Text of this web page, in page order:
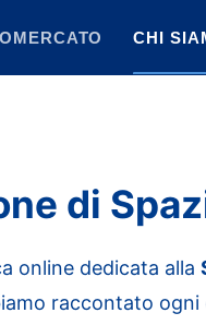
CHI
di
online dedicata alla
raccontato